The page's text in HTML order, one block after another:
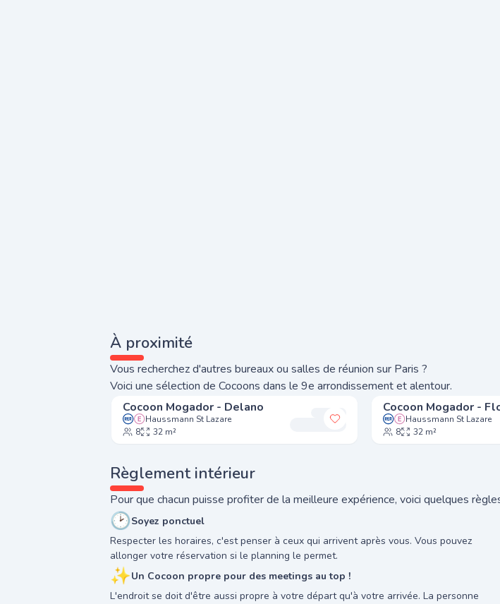
À proximité
Vous recherchez d'autres bureaux ou salles de réunion sur Paris ?
Voici une sélection de Cocoons dans le 9e arrondissement et alentour.
Ajouter à mes favoris
Cocoon Mogador - Delano
Haussmann St Lazare
8
32 m²
Cocoon Mogador -
Haussmann St Lazare
8
32 m²
Règlement intérieur
Pour que chacun puisse profiter de la meilleure expérience, voici quelques
🕑Soyez ponctuel
Respecter les horaires, c'est penser à ceux qui arrivent après vous. Vous pouvez
allonger votre réservation si le planning le permet.
✨Un Cocoon propre pour des meetings au top !
L'endroit se doit d'être aussi propre à votre départ qu'à votre arrivée. La personne